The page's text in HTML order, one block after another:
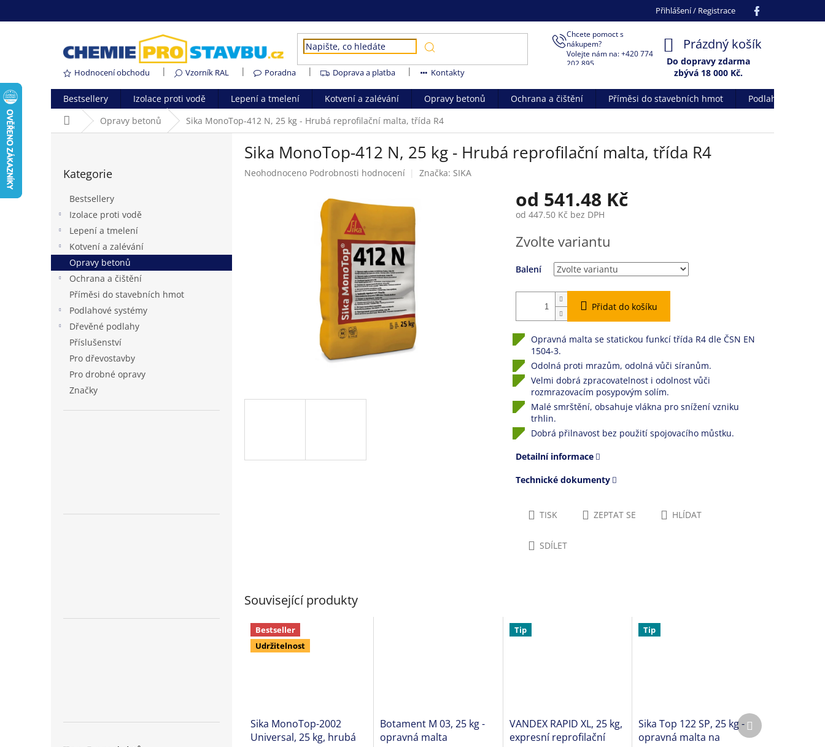
Přihlášení / Registrace
Chcete pomoct s
nákupem?
Volejte nám na: +420 774
202 895
NÁKUPNÍ
KOŠÍK
Prázdný košík
Hodnocení obchodu Vzorník RAL Poradna Doprava a platba Kontakty
Do dopravy zdarma
zbývá 18 000 Kč.
Bestsellery Izolace proti vodě Lepení a tmelení Kotvení a zalévání Opravy betonů Ochrana a čištění Příměsi do stavebních hmot
Podlahové
Domů Opravy betonů Sika MonoTop-412 N, 25 kg - Hrubá reprofilační malta, třída R4
a
kategorie
Kategorie
Bestsellery
Izolace proti vodě
Lepení a tmelení
Kotvení a zalévání
Opravy betonů
Ochrana a čištění
Příměsi do stavebních hmot
Podlahové systémy
Dřevěné podlahy
Příslušenství
Pro dřevostavby
Pro drobné opravy
Značky
Sika MonoTop-412 N, 25 kg - Hrubá reprofilační malta, třída R4
Průměrné
Neohodnoceno Podrobnosti hodnocení Značka: SIKA
od 541.48 Kč
od 447.50 Kč bez DPH
cena:
Zvolte variantu
Balení
Přidat do košíku
Opravná malta se statickou funkcí třída R4 dle ČSN EN
1504-3.
Odolná proti mrazům, odolná vůči síranům.
Velmi dobrá zpracovatelnost i odolnost vůči
rozmrazovacím posypovým solím.
Malé smrštění, obsahuje vlákna pro snížení vzniku
trhlin.
Dobrá přilnavost bez použití spojovacího můstku.
Detailní informace
Technické dokumenty
TISK ZEPTAT SE HLÍDAT
SDÍLET
Související produkty
Bestseller
Udržitelnost
Sika MonoTop-2002
Universal, 25 kg, hrubá
Botament M 03, 25 kg -
opravná malta
Tip
VANDEX RAPID XL, 25 kg,
expresní reprofilační
Tip
Sika Top 122 SP, 25 kg -
opravná malta na
Další
produkt